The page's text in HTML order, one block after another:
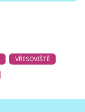
VŘESOVIŠTĚ